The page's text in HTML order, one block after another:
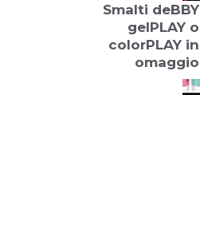
Smalti deBBY
gelPLAY o
colorPLAY in
omaggio